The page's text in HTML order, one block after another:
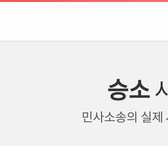
승소
민사소송의 실제